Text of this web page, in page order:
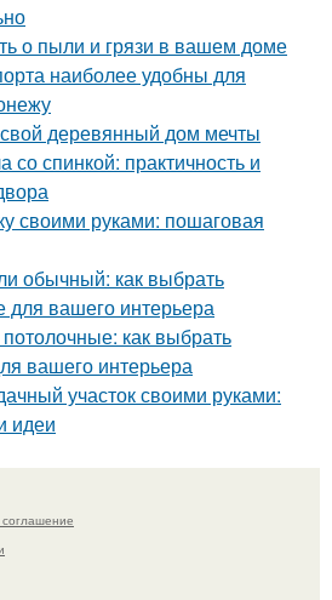
о пыли и грязи в вашем доме
наиболее удобны для
деревянный дом мечты
со спинкой: практичность и
своими руками: пошаговая
обычный: как выбрать
вашего интерьера
как выбрать
вашего интерьера
участок своими руками:
идеи
соглашение